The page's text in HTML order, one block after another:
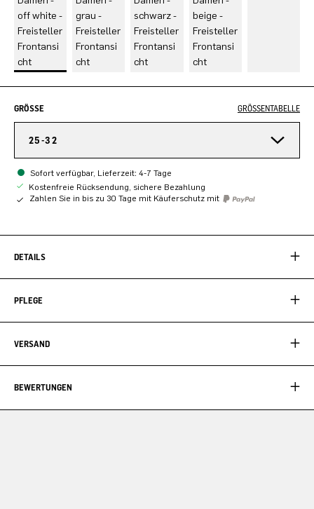
GRÖSSE GRÖSSENTABELLE
25-32
Sofort verfügbar, Lieferzeit: 4-7 Tage
Kostenfreie Rücksendung, sichere Bezahlung
Zahlen Sie in bis zu 30 Tage mit Käuferschutz mit
DETAILS
PFLEGE
VERSAND
BEWERTUNGEN